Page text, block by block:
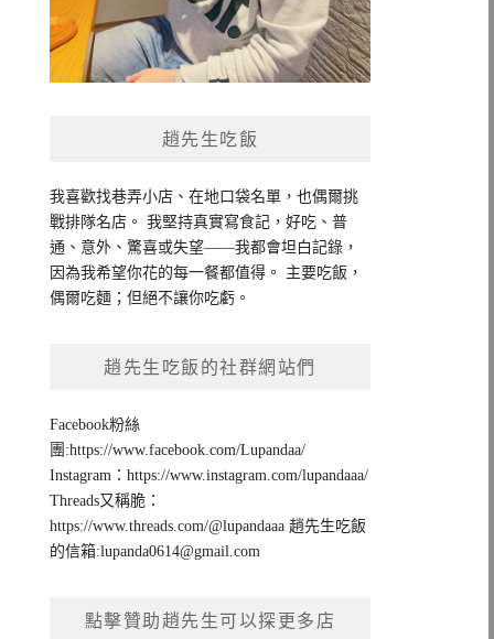
趙先生吃飯
我喜歡找巷弄小店、在地口袋名單，也偶爾挑
戰排隊名店。 我堅持真實寫食記，好吃、普
通、意外、驚喜或失望——我都會坦白記錄，
因為我希望你花的每一餐都值得。 主要吃飯，
偶爾吃麵；但絕不讓你吃虧。
趙先生吃飯的社群網站們
Facebook粉絲
團:https://www.facebook.com/Lupandaa/
Instagram：https://www.instagram.com/lupandaaa/
Threads又稱脆：
https://www.threads.com/@lupandaaa 趙先生吃飯
的信箱:lupanda0614@gmail.com
點擊贊助趙先生可以探更多店